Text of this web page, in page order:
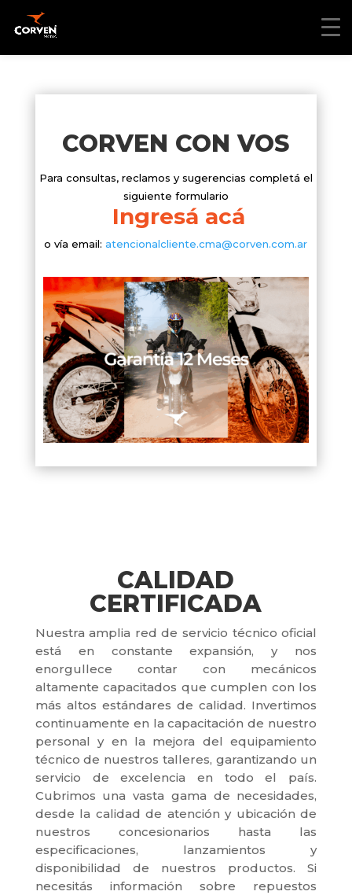
CORVEN CON VOS
Para consultas, reclamos y sugerencias completá el
siguiente formulario
Ingresá acá
o vía email: atencionalcliente.cma@corven.com.ar
CALIDAD
CERTIFICADA
Nuestra amplia red de servicio técnico oficial
está en constante expansión, y nos
enorgullece contar con mecánicos
altamente capacitados que cumplen con los
más altos estándares de calidad. Invertimos
continuamente en la capacitación de nuestro
personal y en la mejora del equipamiento
técnico de nuestros talleres, garantizando un
servicio de excelencia en todo el país.
Cubrimos una vasta gama de necesidades,
desde la calidad de atención y ubicación de
nuestros concesionarios hasta las
especificaciones, lanzamientos y
disponibilidad de nuestros productos. Si
necesitás información sobre repuestos